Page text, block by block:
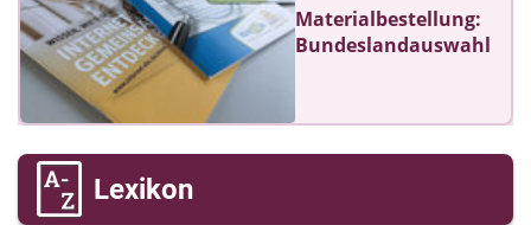
Materialbestellung:
Bundeslandauswahl
Lexikon